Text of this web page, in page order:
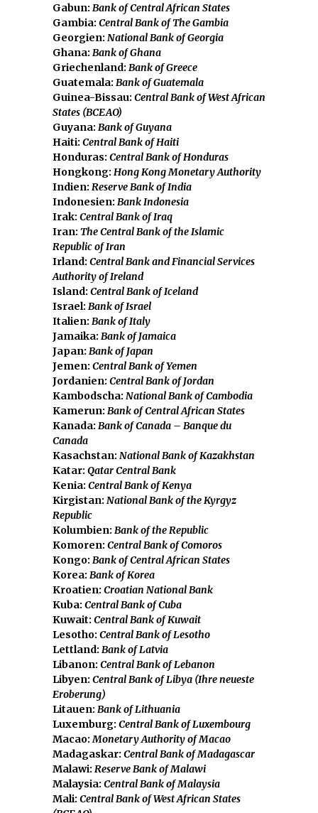
Gabun: Bank of Central African States
Gambia: Central Bank of The Gambia
Georgien: National Bank of Georgia
Ghana: Bank of Ghana
Griechenland: Bank of Greece
Guatemala: Bank of Guatemala
Guinea-Bissau: Central Bank of West African
States (BCEAO)
Guyana: Bank of Guyana
Haiti: Central Bank of Haiti
Honduras: Central Bank of Honduras
Hongkong: Hong Kong Monetary Authority
Indien: Reserve Bank of India
Indonesien: Bank Indonesia
Irak: Central Bank of Iraq
Iran: The Central Bank of the Islamic
Republic of Iran
Irland: Central Bank and Financial Services
Authority of Ireland
Island: Central Bank of Iceland
Israel: Bank of Israel
Italien: Bank of Italy
Jamaika: Bank of Jamaica
Japan: Bank of Japan
Jemen: Central Bank of Yemen
Jordanien: Central Bank of Jordan
Kambodscha: National Bank of Cambodia
Kamerun: Bank of Central African States
Kanada: Bank of Canada – Banque du
Canada
Kasachstan: National Bank of Kazakhstan
Katar: Qatar Central Bank
Kenia: Central Bank of Kenya
Kirgistan: National Bank of the Kyrgyz
Republic
Kolumbien: Bank of the Republic
Komoren: Central Bank of Comoros
Kongo: Bank of Central African States
Korea: Bank of Korea
Kroatien: Croatian National Bank
Kuba: Central Bank of Cuba
Kuwait: Central Bank of Kuwait
Lesotho: Central Bank of Lesotho
Lettland: Bank of Latvia
Libanon: Central Bank of Lebanon
Libyen: Central Bank of Libya (Ihre neueste
Eroberung)
Litauen: Bank of Lithuania
Luxemburg: Central Bank of Luxembourg
Macao:Monetary Authority of Macao
Madagaskar: Central Bank of Madagascar
Malawi: Reserve Bank of Malawi
Malaysia: Central Bank of Malaysia
Mali: Central Bank of West African States